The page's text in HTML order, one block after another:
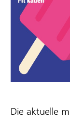
Die aktuelle